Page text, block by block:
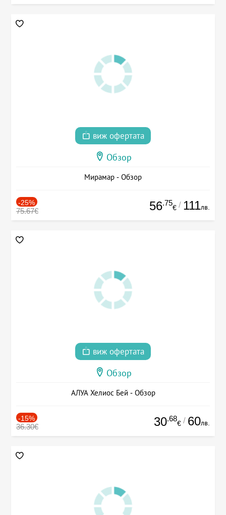
виж офертата
Обзор
Мирамар - Обзор
-25%
75.67€ 56.75
€ / 111лв.
виж офертата
Обзор
АЛУА Хелиос Бей - Обзор
-15%
36.30€ 30.68
€ / 60лв.